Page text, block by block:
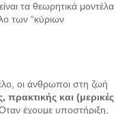
τα θεωρητικά μοντέλα
των “κύριων
οι άνθρωποι στη ζωή
και (μερικές
Όταν έχουμε υποστήριξη,